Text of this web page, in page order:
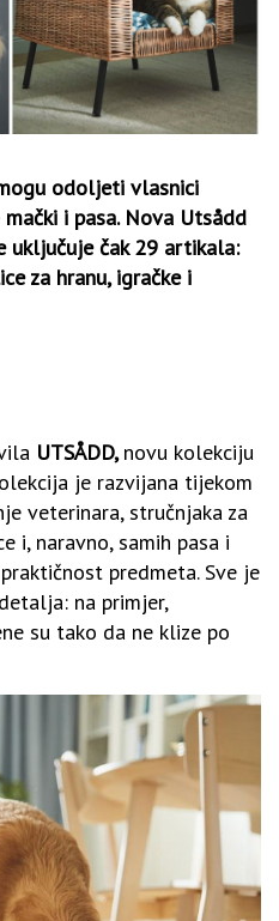
odoljeti vlasnici
i pasa. Nova Utsådd
uključuje čak 29 artikala:
za hranu, igračke i
UTSÅDD,novu kolekciju
je razvijana tijekom
veterinara, stručnjaka za
i, naravno, samih pasa i
predmeta. Sve je
na primjer,
su tako da ne klize po